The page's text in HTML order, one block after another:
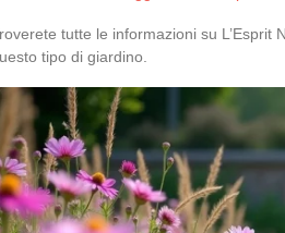
tutte le informazioni su
tipo di giardino.